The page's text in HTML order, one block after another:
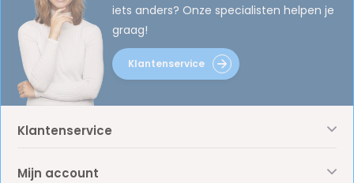
iets anders? Onze specialisten helpen je
graag!
Klantenservice
Klantenservice
Mijn account